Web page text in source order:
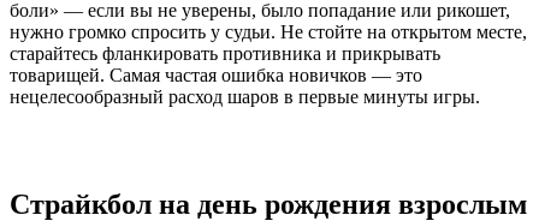
боли» — если вы не уверены, было попадание или рикошет,
нужно громко спросить у судьи. Не стойте на открытом месте,
старайтесь фланкировать противника и прикрывать
товарищей. Самая частая ошибка новичков — это
нецелесообразный расход шаров в первые минуты игры.
Страйкбол на день рождения взрослым